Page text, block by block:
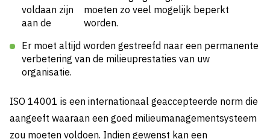
voldaan zijn
aan de
moeten zo veel mogelijk beperkt
worden.
Er moet altijd worden gestreefd naar een permanente
verbetering van de milieuprestaties van uw
organisatie.
ISO 14001 is een internationaal geaccepteerde norm die
aangeeft waaraan een goed milieumanagementsysteem
zou moeten voldoen. Indien gewenst kan een